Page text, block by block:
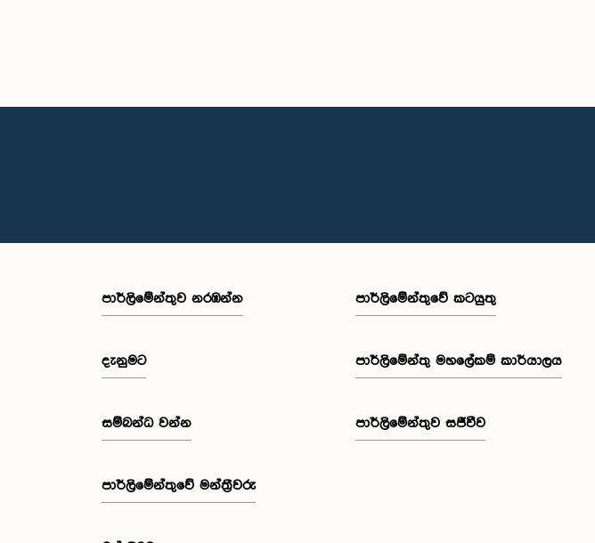
පාර්ලි‌මේන්තුව නරඹන්න
දැනුමට
සම්බන්ධ වන්න
පාර්ලි‌මේන්තුවේ මන්ත්‍රීවරු
පාර්ලිමේන්තුවේ කටයුතු
පාර්ලිමේන්තු මහලේකම් කාර්යාලය
පාර්ලිමේන්තුව සජීවීව